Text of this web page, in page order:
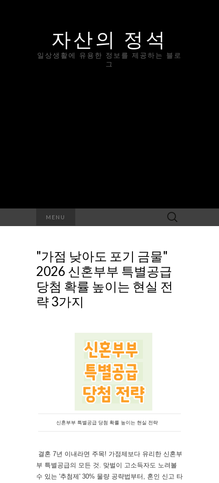
자산의 정석
일상생활에 유용한 정보를 제공하는 블로
그
MENU
Search
for:
"가점 낮아도 포기 금물"
2026 신혼부부 특별공급
당첨 확률 높이는 현실 전
략 3가지
신혼부부 특별공급 당첨 확률 높이는 현실 전략
결혼 7년 이내라면 주목! 가점제보다 유리한 신혼부
부 특별공급의 모든 것. 맞벌이 고소득자도 노려볼
수 있는 '추첨제' 30% 물량 공략법부터, 혼인 신고 타